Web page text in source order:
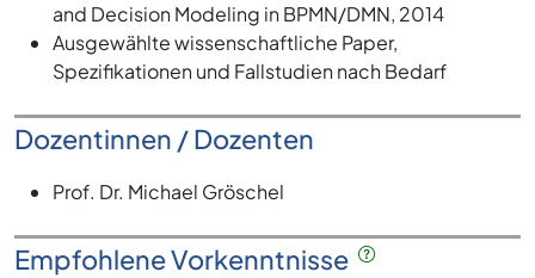
and Decision Modeling in BPMN/DMN, 2014
Ausgewählte wissenschaftliche Paper,
Spezifikationen und Fallstudien nach Bedarf
Dozentinnen / Dozenten
Prof. Dr. Michael Gröschel
Empfohlene Vorkenntnisse